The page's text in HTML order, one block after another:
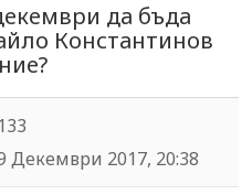
да бъда
Константинов
Декември 2017, 20:38